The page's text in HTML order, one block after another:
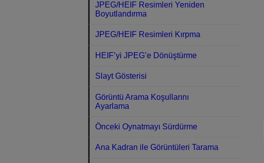
JPEG/HEIF Resimleri Yeniden
Boyutlandırma
JPEG/HEIF Resimleri Kırpma
HEIF’yi JPEG’e Dönüştürme
Slayt Gösterisi
Görüntü Arama Koşullarını
Ayarlama
Önceki Oynatmayı Sürdürme
Ana Kadran ile Görüntüleri Tarama